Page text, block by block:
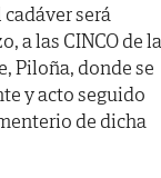
será
a las CINCO de la
Piloña, donde se
y acto seguido
de dicha